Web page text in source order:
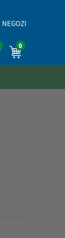
NEGOZI
0